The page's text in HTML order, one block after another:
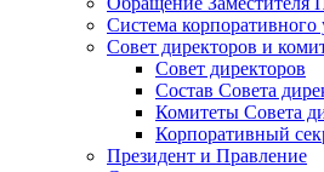
Система корпоративного
Совет директоров и
Совет директоров
Состав Совета
Комитеты Совета
Корпоративный
Президент и Правление